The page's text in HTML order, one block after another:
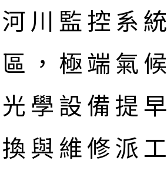
川監控系
，極端氣
學設備提
與維修派